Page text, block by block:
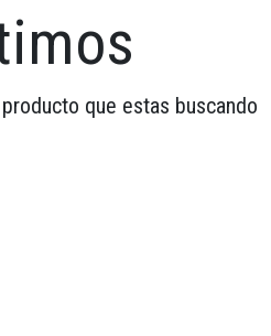
que estas buscando